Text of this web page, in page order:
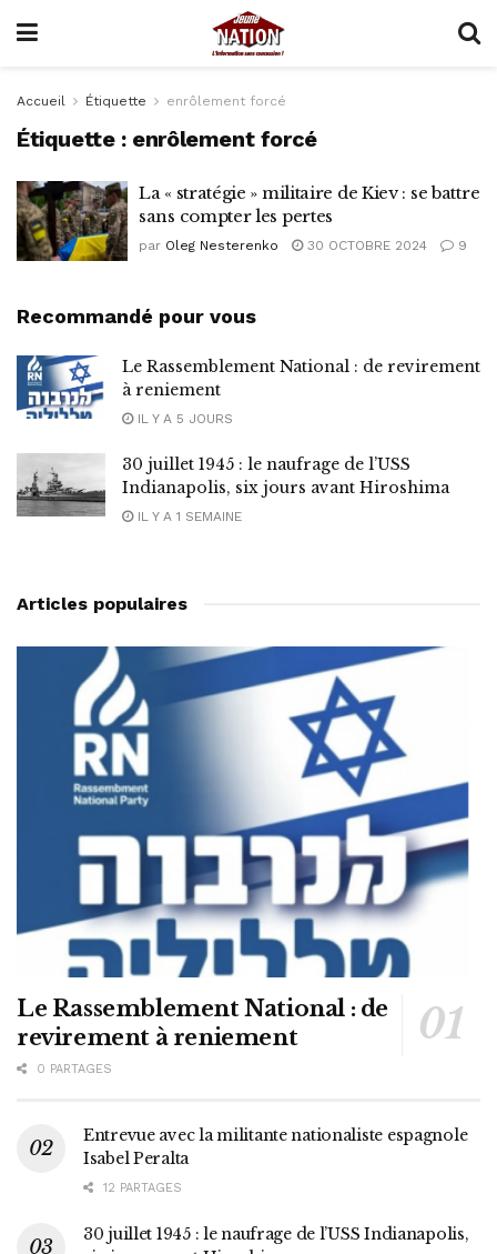
Accueil Étiquette enrôlement forcé
Étiquette : enrôlement forcé
La « stratégie » militaire de Kiev : se battre
sans compter les pertes
par Oleg Nesterenko 30 OCTOBRE 2024 9
Recommandé pour vous
Le Rassemblement National : de revirement
à reniement
IL Y A 5 JOURS
30 juillet 1945 : le naufrage de l’USS
Indianapolis, six jours avant Hiroshima
IL Y A 1 SEMAINE
Articles populaires
Le Rassemblement National : de
revirement à reniement
0 PARTAGES
Entrevue avec la militante nationaliste espagnole
Isabel Peralta
12 PARTAGES
30 juillet 1945 : le naufrage de l’USS Indianapolis,